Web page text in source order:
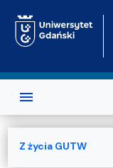
Z życia GUTW